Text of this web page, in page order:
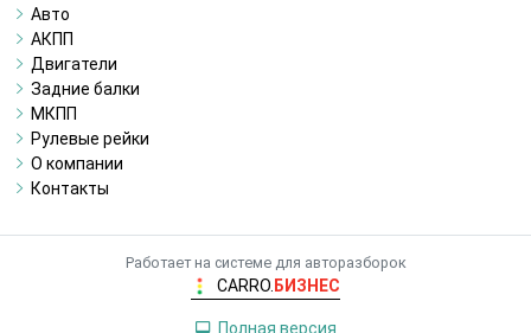
Авто
АКПП
Двигатели
Задние балки
МКПП
Рулевые рейки
О компании
Контакты
Работает на системе для авторазборок
CARRO. БИЗНЕС
Полная версия